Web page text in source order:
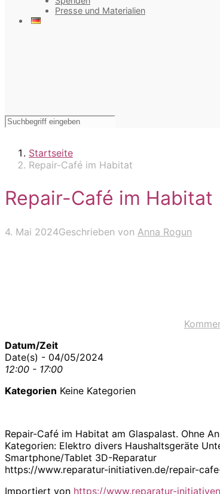
Presse und Materialien
Startseite
Repair-Café im Habitat
Repair-Café im Habitat
4. Mai 2024Geschrieben von Anna Rogun
Datum/Zeit
Date(s) - 04/05/2024
12:00 - 17:00
Kategorien Keine Kategorien
Repair-Café im Habitat am Glaspalast. Ohne
Kategorien: Elektro divers Haushaltsgeräte
Smartphone/Tablet 3D-Reparatur
https://www.reparatur-initiativen.de/repair-
Importiert von https://www.reparatur-